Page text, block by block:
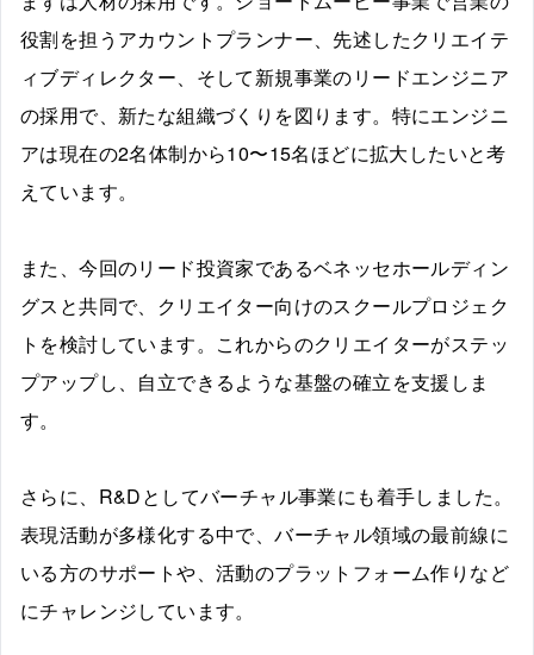
役割を担うアカウントプランナー、先述したクリエイテ
ィブディレクター、そして新規事業のリードエンジニア
の採用で、新たな組織づくりを図ります。特にエンジニ
アは現在の2名体制から10〜15名ほどに拡大したいと考
えています。
また、今回のリード投資家であるベネッセホールディン
グスと共同で、クリエイター向けのスクールプロジェク
トを検討しています。これからのクリエイターがステッ
プアップし、自立できるような基盤の確立を支援しま
す。
さらに、R&Dとしてバーチャル事業にも着手しました。
表現活動が多様化する中で、バーチャル領域の最前線に
いる方のサポートや、活動のプラットフォーム作りなど
にチャレンジしています。